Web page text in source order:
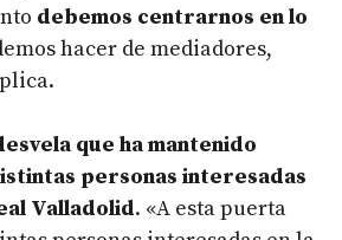
debemos centrarnos en lo
hacer de mediadores,
que ha mantenido
personas interesadas
Valladolid. «A esta puerta